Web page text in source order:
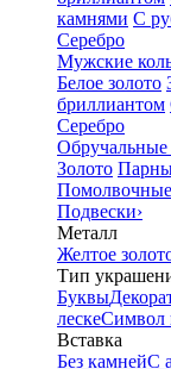
камнями С
Серебро
Мужские
Белое золото
бриллиантом
Серебро
Обручальные
Золото
Помолвочные
Подвески›
Металл
Желтое
Тип
Буквы
лескеСимвол
Вставка
Без камнейС